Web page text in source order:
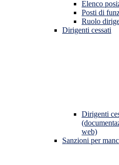
Elenco
Posti di
Ruolo
Dirigenti cessati
Dirigenti
web)
Sanzioni per